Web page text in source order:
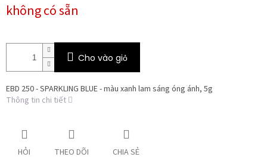
đo
không có sẵn
Cho vào giỏ
EBD 250 - SPARKLING BLUE - màu xanh lam sáng óng ánh, 5g
Thông tin chi tiết
HỎI THEO DÕI CHIA SẺ